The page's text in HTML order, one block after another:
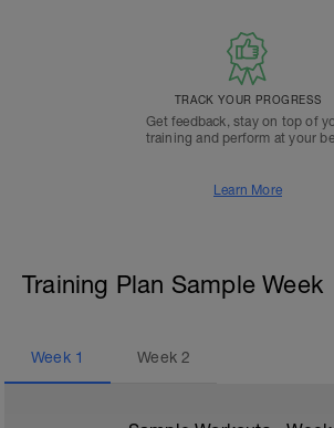
TRACK YOUR PROGRESS
Get feedback, stay on top of
training and perform at your
Learn More
Training Plan Sample Week
Week 1 Week2